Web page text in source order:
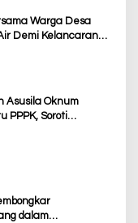
Warga Desa
Demi Kelancaran
Asusila Oknum
PPPK, Soroti
Pemkab TTS
dalam